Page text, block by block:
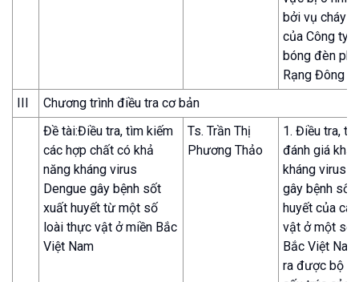
bởi vụ cháy
của Công ty
bóng đèn
Rạng Đông
III
Chương trình điều tra cơ bản
Đề tài:Điều tra, tìm kiếm
các hợp chất có khả
năng kháng virus
Dengue gây bệnh sốt
xuất huyết từ một số
loài thực vật ở miền Bắc
Việt Nam
Ts. Trần Thị
Phương Thảo
1. Điều tra,
đánh giá khả
kháng virus
gây bệnh sốt
huyết của
vật ở một số
Bắc Việt
ra được bộ